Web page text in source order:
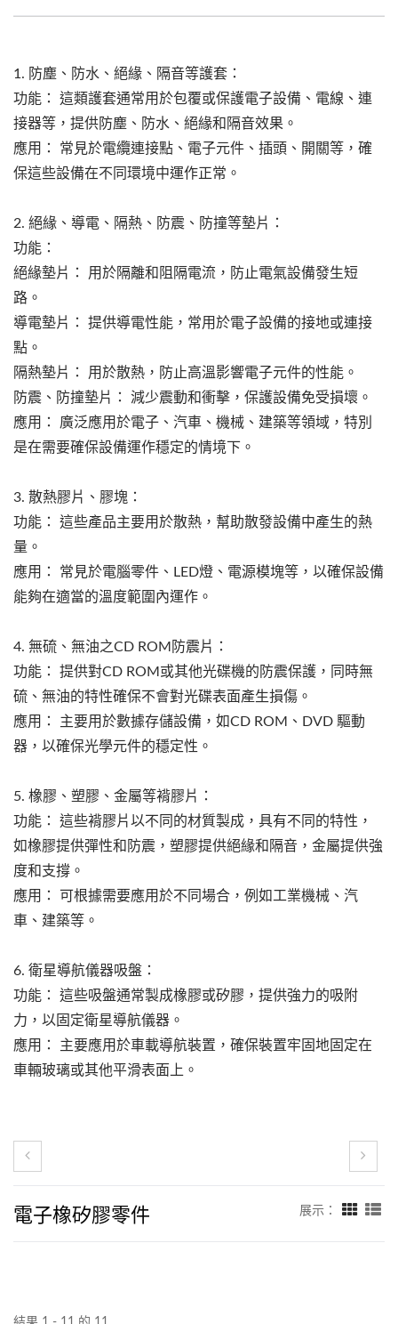
1. 防塵、防水、絕緣、隔音等護套：
功能： 這類護套通常用於包覆或保護電子設備、電線、連
接器等，提供防塵、防水、絕緣和隔音效果。
應用： 常見於電纜連接點、電子元件、插頭、開關等，確
保這些設備在不同環境中運作正常。
2. 絕緣、導電、隔熱、防震、防撞等墊片：
功能：
絕緣墊片： 用於隔離和阻隔電流，防止電氣設備發生短
路。
導電墊片： 提供導電性能，常用於電子設備的接地或連接
點。
隔熱墊片： 用於散熱，防止高溫影響電子元件的性能。
防震、防撞墊片： 減少震動和衝擊，保護設備免受損壞。
應用： 廣泛應用於電子、汽車、機械、建築等領域，特別
是在需要確保設備運作穩定的情境下。
3. 散熱膠片、膠塊：
功能： 這些產品主要用於散熱，幫助散發設備中產生的熱
量。
應用： 常見於電腦零件、LED燈、電源模塊等，以確保設備
能夠在適當的溫度範圍內運作。
4. 無硫、無油之CD ROM防震片：
功能： 提供對CD ROM或其他光碟機的防震保護，同時無
硫、無油的特性確保不會對光碟表面產生損傷。
應用： 主要用於數據存儲設備，如CD ROM、DVD 驅動
器，以確保光學元件的穩定性。
5. 橡膠、塑膠、金屬等褙膠片：
功能： 這些褙膠片以不同的材質製成，具有不同的特性，
如橡膠提供彈性和防震，塑膠提供絕緣和隔音，金屬提供強
度和支撐。
應用： 可根據需要應用於不同場合，例如工業機械、汽
車、建築等。
6. 衛星導航儀器吸盤：
功能： 這些吸盤通常製成橡膠或矽膠，提供強力的吸附
力，以固定衛星導航儀器。
應用： 主要應用於車載導航裝置，確保裝置牢固地固定在
車輛玻璃或其他平滑表面上。
電子橡矽膠零件 展示：